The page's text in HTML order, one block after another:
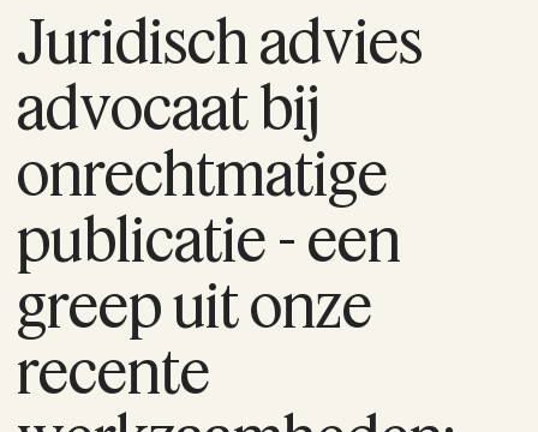
Juridisch advies
advocaat bij
onrechtmatige
publicatie - een
greep uit onze
recente